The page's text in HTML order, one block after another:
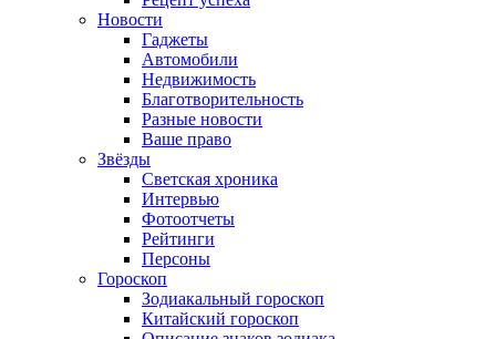
Новости
Гаджеты
Автомобили
Недвижимость
Благотворительность
Разные новости
Ваше право
Звёзды
Светская хроника
Интервью
Фотоотчеты
Рейтинги
Персоны
Гороскоп
Зодиакальный гороскоп
Китайский гороскоп